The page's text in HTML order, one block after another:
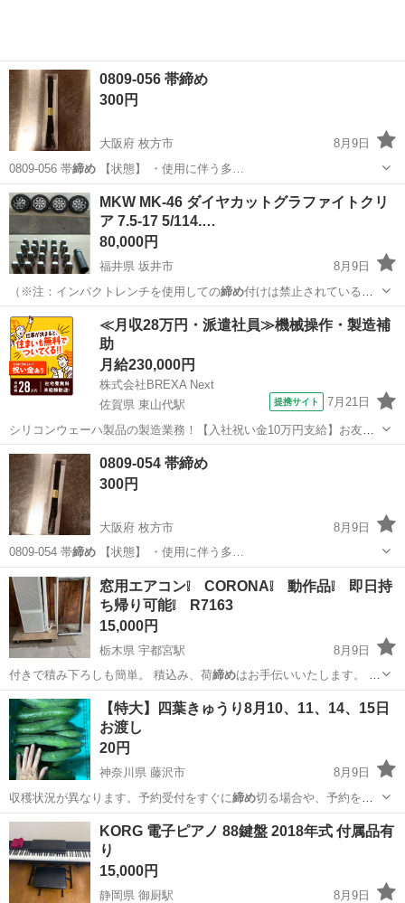
0809-056 帯締め
300円
大阪府 枚方市
8月9日
0809-056 帯締め 【状態】 ・使用に伴う多…
大阪 枚方市 帯締め
MKW MK-46 ダイヤカットグラファイトクリ
ア 7.5-17 5/114.…
80,000円
福井県 坂井市
8月9日
（※注：インパクトレンチを使用しての締め付けは禁止されている様
です） ・大型…
福井 坂井市 タイヤ、ホイール
≪月収28万円・派遣社員≫機械操作・製造補
助
月給230,000円
株式会社BREXA Next
佐賀県 東山代駅
提携サイト 7月21日
シリコンウェーハ製品の製造業務！【入社祝い金10万円支給】お友達
やカップルとの応募OK◎年間休日129日＆休出なしでプライベート充
実♪業務はクリーンルームで快適作業◎自社正社員登用制度あり★1食
300円～の格安食堂あり！《佐...
佐賀 伊万里市 東山代駅 その他
0809-054 帯締め
300円
大阪府 枚方市
8月9日
0809-054 帯締め 【状態】 ・使用に伴う多…
大阪 枚方市 小物
窓用エアコン❕ CORONA❕ 動作品❕ 即日持
ち帰り可能❕ R7163
15,000円
栃木県 宇都宮駅
8月9日
付きで積み下ろしも簡単。 積込み、荷締めはお手伝いいたします。 配
達(有…
栃木 宇都宮市 宇都宮駅 季節、空調家電
【特大】四葉きゅうり8月10、11、14、15日
お渡し
20円
神奈川県 藤沢市
8月9日
収穫状況が異なります。予約受付をすぐに締め切る場合や、予約を確
定しても収穫状況に…
神奈川 藤沢市 食品
KORG 電子ピアノ 88鍵盤 2018年式 付属品有
り
15,000円
静岡県 御厨駅 8月9日